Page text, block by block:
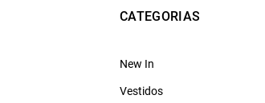
CATEGORIAS
New In
Vestidos